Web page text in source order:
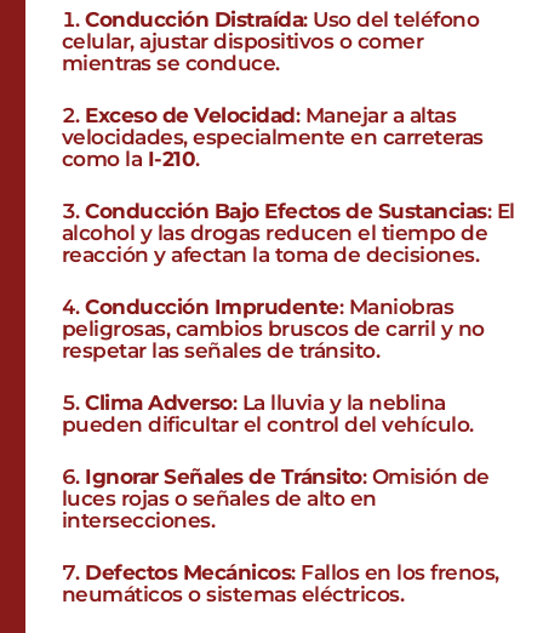
Conducción Distraída: Uso del teléfono
celular, ajustar dispositivos o comer
mientras se conduce.
Exceso de Velocidad: Manejar a altas
velocidades, especialmente en carreteras
como la I-210.
Conducción Bajo Efectos de Sustancias: El
alcohol y las drogas reducen el tiempo de
reacción y afectan la toma de decisiones.
Conducción Imprudente: Maniobras
peligrosas, cambios bruscos de carril y no
respetar las señales de tránsito.
Clima Adverso: La lluvia y la neblina
pueden dificultar el control del vehículo.
Ignorar Señales de Tránsito: Omisión de
luces rojas o señales de alto en
intersecciones.
Defectos Mecánicos: Fallos en los frenos,
neumáticos o sistemas eléctricos.